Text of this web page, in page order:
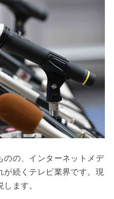
のの、インターネットメデ
が続くテレビ業界です。現
ます。